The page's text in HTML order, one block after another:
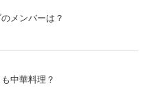
メンバーは？
中華料理？